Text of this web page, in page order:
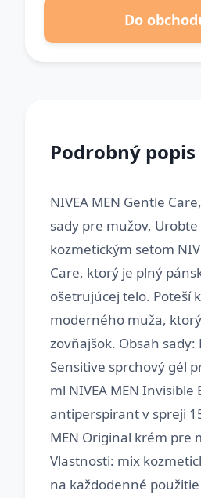
Do
Podrobný popis
NIVEA MEN Gentle
sady pre mužov,
kozmetickým setom
Care, ktorý je plný
ošetrujúcej telo. Poteší
moderného muža,
zovňajšok. Obsah sady:
Sensitive sprchový gél
ml NIVEA MEN Invisible
antiperspirant v spreji
MEN Original krém pre
Vlastnosti: mix
na každodenné